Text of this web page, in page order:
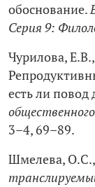
обоснование.
Серия 9:
Чурилова,
есть ли
3–4, 69–89.
Шмелева,